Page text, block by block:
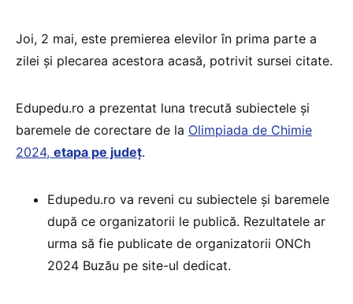
Joi, 2 mai, este premierea elevilor în prima parte a
zilei și plecarea acestora acasă, potrivit sursei citate.
Edupedu.ro a prezentat luna trecută subiectele și
baremele de corectare de la Olimpiada de Chimie
2024, etapa pe județ.
Edupedu.ro va reveni cu subiectele și baremele
după ce organizatorii le publică. Rezultatele ar
urma să fie publicate de organizatorii ONCh
2024 Buzău pe site-ul dedicat.